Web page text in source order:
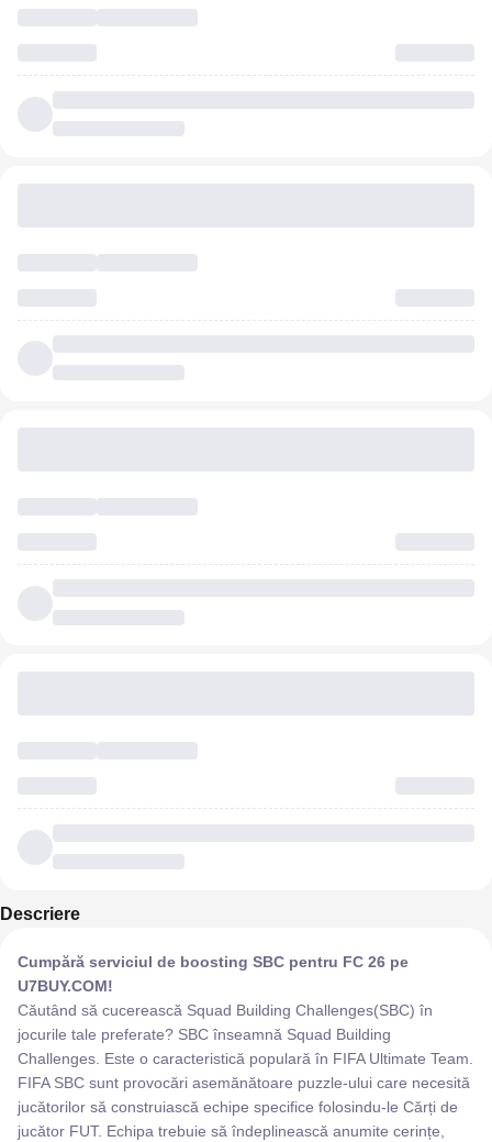
Descriere
Cumpără serviciul de boosting SBC pentru FC 26 pe
U7BUY.COM!
Căutând să cucerească Squad Building Challenges(SBC) în
jocurile tale preferate? SBC înseamnă Squad Building
Challenges. Este o caracteristică populară în FIFA Ultimate Team.
FIFA SBC sunt provocări asemănătoare puzzle-ului care necesită
jucătorilor să construiască echipe specifice folosindu-le Cărți de
jucător FUT. Echipa trebuie să îndeplinească anumite cerințe,